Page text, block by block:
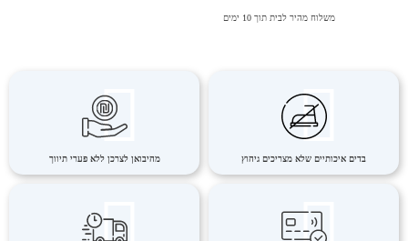
משלוח מהיר לבית תוך 10 ימים
בדים איכותיים שלא מצריכים גיהוץ מהיבואן לצרכן ללא פערי תיווך